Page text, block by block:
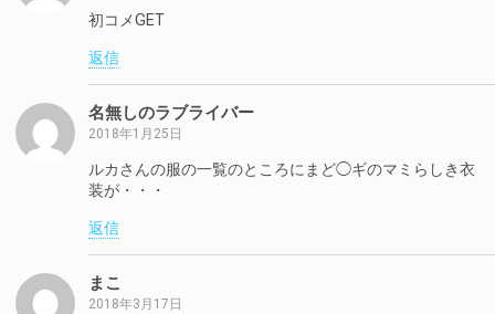
初コメGET
返信
名無しのラブライバー
2018年1月25日
ルカさんの服の一覧のところにまど◯ギのマミらしき衣
装が・・・
返信
まこ
2018年3月17日